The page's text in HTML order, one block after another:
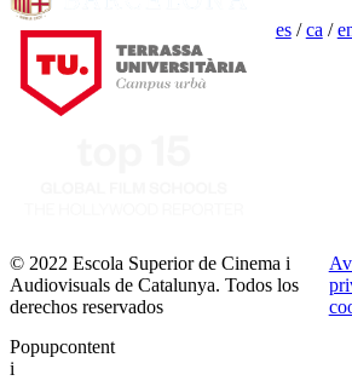
es/ca /
© 2022 Escola Superior de Cinema i
Audiovisuals de Catalunya. Todos los
derechos reservados
Popupcontent
i